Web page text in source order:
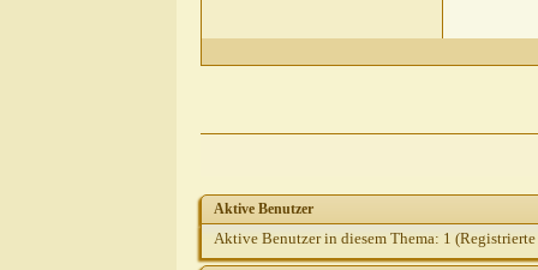
Aktive Benutzer
Aktive Benutzer in diesem Thema: 1